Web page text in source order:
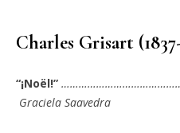
Charles Grisart
“¡Noël!”
Graciela Saavedra